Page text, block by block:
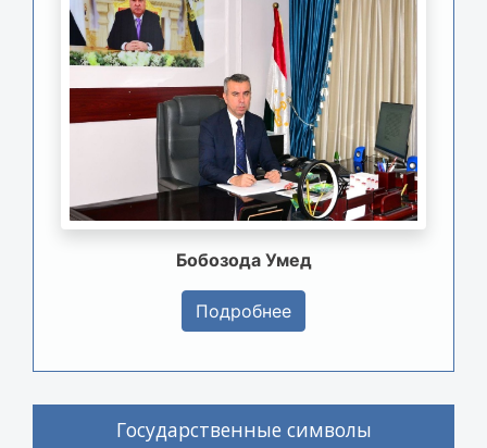
Бобозода Умед
Подробнее
Государственные символы